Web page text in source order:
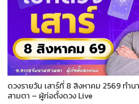
ดวงรายวัน เสาร์ที่ 8 สิงหาคม 2569 ทำ
สามตา – ผู้ก่อตั้งดวง Live